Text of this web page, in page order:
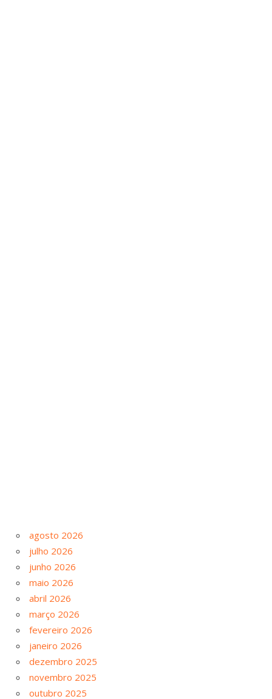
agosto 2026
julho 2026
junho 2026
maio 2026
abril 2026
março 2026
fevereiro 2026
janeiro 2026
dezembro 2025
novembro 2025
outubro 2025